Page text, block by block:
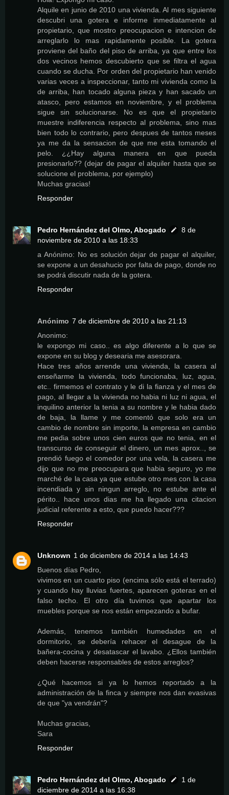
Alquile en junio de 2010 una vivienda. Al mes siguiente
descubri una gotera e informe inmediatamente al
propietario, que mostro preocupacion e intencion de
arreglarlo lo mas rapidamente posible. La gotera
proviene del baño del piso de arriba, ya que entre los
dos vecinos hemos descubierto que se filtra el agua
cuando se ducha. Por orden del propietario han venido
varias veces a inspeccionar, tanto mi vivienda como la
de arriba, han tocado alguna pieza y han sacado un
atasco, pero estamos en noviembre, y el problema
sigue sin solucionarse. No es que el propietario
muestre indiferencia respecto al problema, sino mas
bien todo lo contrario, pero despues de tantos meses
ya me da la sensacion de que me esta tomando el
pelo. ¿¿Hay alguna manera en que pueda
presionarlo?? (dejar de pagar el alquiler hasta que se
solucione el problema, por ejemplo)
Muchas gracias!
Responder
Pedro Hernández del Olmo, Abogado
8 de
noviembre de 2010 a las 18:33
a Anónimo: No es solución dejar de pagar el alquiler,
se expone a un desahucio por falta de pago, donde no
se podrá discutir nada de la gotera.
Responder
Anónimo 7 de diciembre de 2010 a las 21:13
Anonimo:
le expongo mi caso.. es algo diferente a lo que se
expone en su blog y desearia me asesorara.
Hace tres años arrende una vivienda, la casera al
enseñarme la vivienda, todo funcionaba, luz, agua,
etc.. firmemos el contrato y le di la fianza y el mes de
pago, al llegar a la vivienda no habia ni luz ni agua, el
inquilino anterior la tenia a su nombre y le habia dado
de baja, la llame y me comentó que solo era un
cambio de nombre sin importe, la empresa en cambio
me pedia sobre unos cien euros que no tenia, en el
transcurso de conseguir el dinero, un mes aprox.., se
prendió fuego el comedor por una vela, la casera me
dijo que no me preocupara que habia seguro, yo me
marché de la casa ya que estube otro mes con la casa
incendiada y sin ningun arreglo, no estube ante el
périto.. hace unos dias me ha llegado una citacion
judicial referente a esto, que puedo hacer???
Responder
Unknown 1 de diciembre de 2014 a las 14:43
Buenos días Pedro,
vivimos en un cuarto piso (encima sólo está el terrado)
y cuando hay lluvias fuertes, aparecen goteras en el
falso techo. El otro día tuvimos que apartar los
muebles porque se nos están empezando a bufar.
Además, tenemos también humedades en el
dormitorio, se debería rehacer el desague de la
bañera-cocina y desatascar el lavabo. ¿Ellos también
deben hacerse responsables de estos arreglos?
¿Qué hacemos si ya lo hemos reportado a la
administración de la finca y siempre nos dan evasivas
de que "ya vendrán"?
Muchas gracias,
Sara
Responder
Pedro Hernández del Olmo, Abogado
1 de
diciembre de 2014 a las 16:38